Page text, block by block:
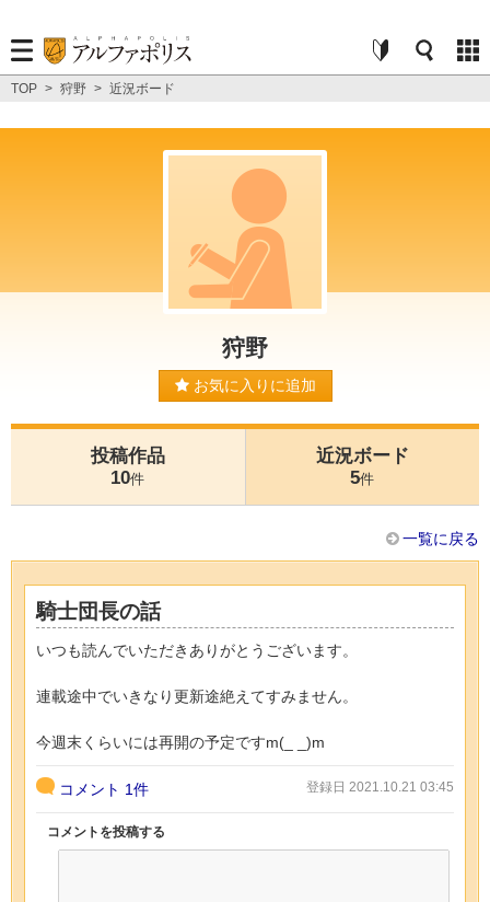
TOP > 狩野 > 近況ボード
狩野
お気に入りに追加
投稿作品
10件
近況ボード
5件
一覧に戻る
騎士団長の話
いつも読んでいただきありがとうございます。
連載途中でいきなり更新途絶えてすみません。
今週末くらいには再開の予定ですm(_ _)m
コメント 1件 登録日 2021.10.21 03:45
コメントを投稿する